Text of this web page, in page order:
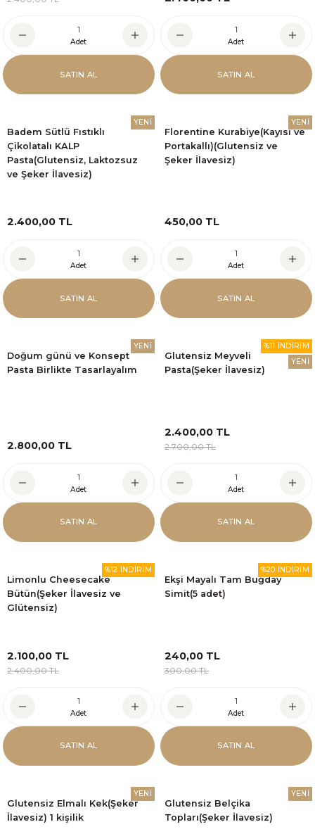
Adet
SATIN AL
Adet
SATIN AL
YENİ
Badem Sütlü Fıstıklı
Çikolatalı KALP
Pasta(Glutensiz, Laktozsuz
ve Şeker İlavesiz)
2.400,00 TL
Adet
SATIN AL
YENİ
Florentine Kurabiye(Kayısı ve
Portakallı)(Glutensiz ve
Şeker İlavesiz)
450,00 TL
Adet
SATIN AL
YENİ
Doğum günü ve Konsept
Pasta Birlikte Tasarlayalım
2.800,00 TL
Adet
SATIN AL
%11 İNDİRİM
YENİ
Glutensiz Meyveli
Pasta(Şeker İlavesiz)
2.400,00 TL
2.700,00 TL
Adet
SATIN AL
%12 İNDİRİM
Limonlu Cheesecake
Bütün(Şeker İlavesiz ve
Glütensiz)
2.100,00 TL
2.400,00 TL
Adet
SATIN AL
%20 İNDİRİM
Ekşi Mayalı Tam Buğday
Simit(5 adet)
240,00 TL
300,00 TL
Adet
SATIN AL
YENİ
Glutensiz Elmalı Kek(Şeker
İlavesiz) 1 kişilik
YENİ
Glutensiz Belçika
Topları(Şeker İlavesiz)